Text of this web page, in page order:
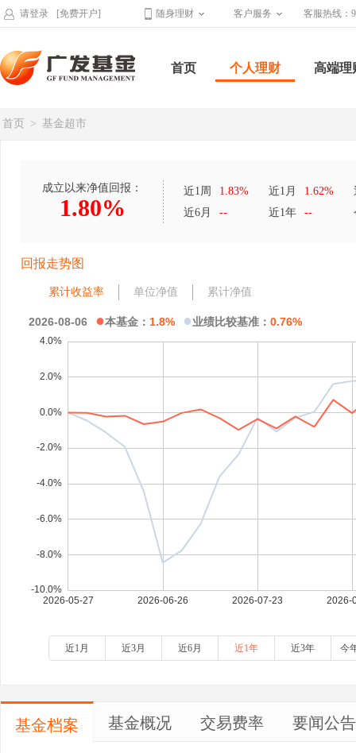
请登录 [免费开户] 随身理财 客户服务 客服热线：
首页 个人理财 高端理
首页 > 基金超市
成立以来净值回报：
1.80%
近1周 1.83% 近1月 1.62%
近6月
-- 近1年 --
回报走势图
累计收益率 单位净值 累计净值
2026-08-06 ●本基金： 1.8% ●业绩比较基准： 0.76%
近1月 近3月 近6月 近1年 近3年 今
基金档案 基金概况 交易费率 要闻公告